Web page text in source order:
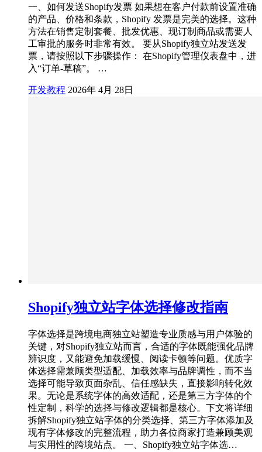
一、如何发送Shopify发票 如果想在客户付款前设置准确
的产品、价格和条款，Shopify 发票是完美的选择。这种
方法在销售定制套餐、批发优惠、现订制商品或需要人
工审批的服务时非常有效。 要从Shopify独立站发送发
票，请按照以下步骤操作： 在Shopify管理仪表盘中，进
入“订单-草稿”。 …
开发教程 2026年 4月 28日
Shopify独立站字体选择修改指南
字体选择是跨境电商独立站塑造专业质感与用户体验的
关键，对Shopify独立站而言，合适的字体既能强化品牌
辨识度，又能避免加载缓慢、阅读卡顿等问题。优质字
体选择需兼顾类型适配、加载效率与品牌调性，而不当
选择可能导致页面杂乱、信任感缺失，直接影响转化效
果。无论是系统字体的高效适配，还是第三方字体的个
性定制，科学的选择与修改逻辑都是核心。下文将详细
拆解Shopify独立站字体的分类选择、第三方字体添加及
现有字体修改的完整流程，助力各位商家打造兼顾美观
与实用性的跨境站点。 一、Shopify独立站字体选…